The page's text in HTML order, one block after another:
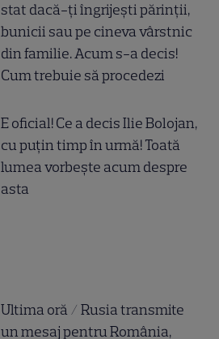
stat dacă-ți îngrijești părinții,
bunicii sau pe cineva vârstnic
din familie. Acum s-a decis!
Cum trebuie să procedezi
E oficial! Ce a decis Ilie Bolojan,
cu puțin timp în urmă! Toată
lumea vorbește acum despre
asta
Ultima oră / Rusia transmite
un mesaj pentru România,